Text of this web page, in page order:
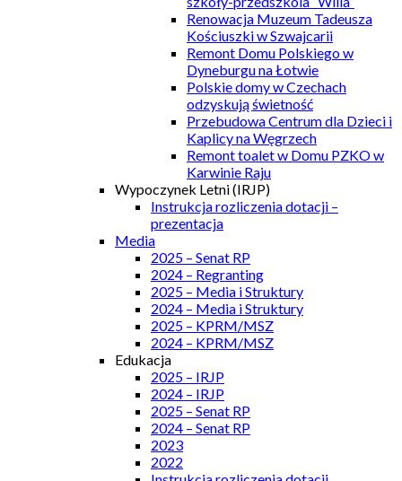
Renowacja Muzeum Tadeusza
Kościuszki w Szwajcarii
Remont Domu Polskiego w
Dyneburgu na Łotwie
Polskie domy w Czechach
odzyskują świetność
Przebudowa Centrum dla Dzieci i
Kaplicy na Węgrzech
Remont toalet w Domu PZKO w
Karwinie Raju
Wypoczynek Letni (IRJP)
Instrukcja rozliczenia dotacji –
prezentacja
Media
2025 – Senat RP
2024 – Regranting
2025 – Media i Struktury
2024 – Media i Struktury
2025 – KPRM/MSZ
2024 – KPRM/MSZ
Edukacja
2025 – IRJP
2024 – IRJP
2025 – Senat RP
2024 – Senat RP
2023
2022